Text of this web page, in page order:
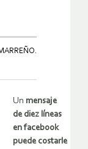
Un mensaje
de diez líneas
en facebook
puede costarle